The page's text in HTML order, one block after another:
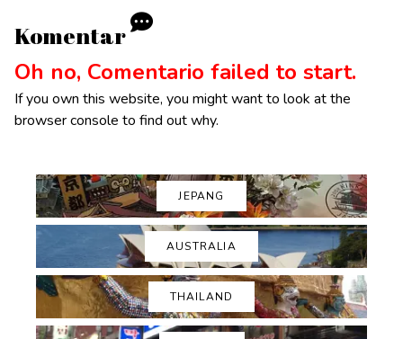
Komentar
Oh no, Comentario failed to start.
If you own this website, you might want to look at the
browser console to find out why.
JEPANG
AUSTRALIA
THAILAND